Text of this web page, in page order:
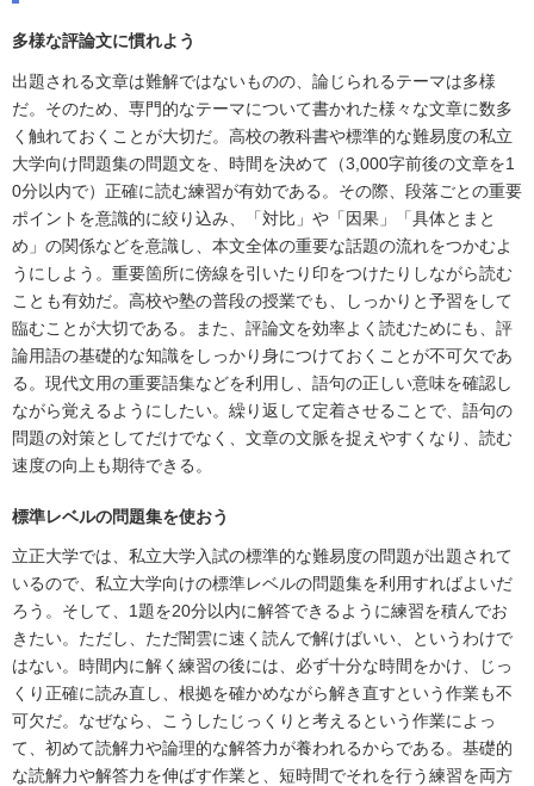
多様な評論文に慣れよう
出題される文章は難解ではないものの、論じられるテーマは多様
だ。そのため、専門的なテーマについて書かれた様々な文章に数多
く触れておくことが大切だ。高校の教科書や標準的な難易度の私立
大学向け問題集の問題文を、時間を決めて（3,000字前後の文章を1
0分以内で）正確に読む練習が有効である。その際、段落ごとの重要
ポイントを意識的に絞り込み、「対比」や「因果」「具体とまと
め」の関係などを意識し、本文全体の重要な話題の流れをつかむよ
うにしよう。重要箇所に傍線を引いたり印をつけたりしながら読む
ことも有効だ。高校や塾の普段の授業でも、しっかりと予習をして
臨むことが大切である。また、評論文を効率よく読むためにも、評
論用語の基礎的な知識をしっかり身につけておくことが不可欠であ
る。現代文用の重要語集などを利用し、語句の正しい意味を確認し
ながら覚えるようにしたい。繰り返して定着させることで、語句の
問題の対策としてだけでなく、文章の文脈を捉えやすくなり、読む
速度の向上も期待できる。
標準レベルの問題集を使おう
立正大学では、私立大学入試の標準的な難易度の問題が出題されて
いるので、私立大学向けの標準レベルの問題集を利用すればよいだ
ろう。そして、1題を20分以内に解答できるように練習を積んでお
きたい。ただし、ただ闇雲に速く読んで解けばいい、というわけで
はない。時間内に解く練習の後には、必ず十分な時間をかけ、じっ
くり正確に読み直し、根拠を確かめながら解き直すという作業も不
可欠だ。なぜなら、こうしたじっくりと考えるという作業によっ
て、初めて読解力や論理的な解答力が養われるからである。基礎的
な読解力や解答力を伸ばす作業と、短時間でそれを行う練習を両方